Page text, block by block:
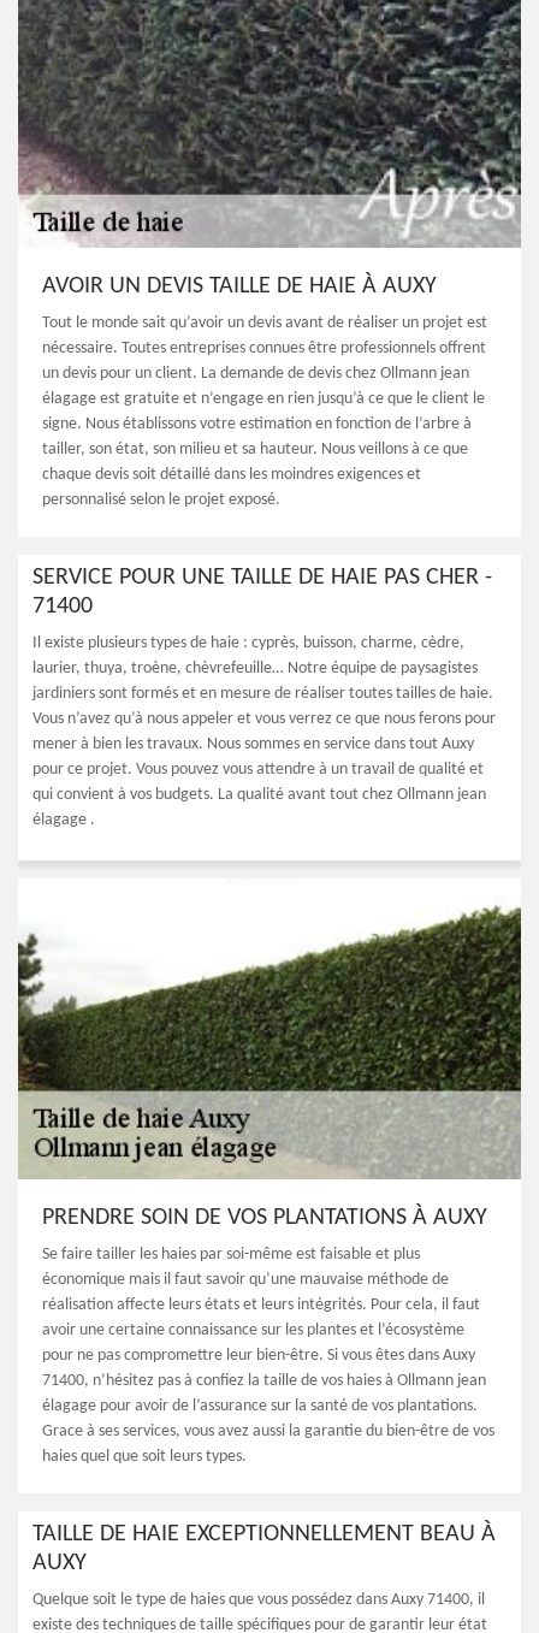
AVOIR UN DEVIS TAILLE DE HAIE À AUXY
Tout le monde sait qu’avoir un devis avant de réaliser un projet est
nécessaire. Toutes entreprises connues être professionnels offrent
un devis pour un client. La demande de devis chez Ollmann jean
élagage est gratuite et n’engage en rien jusqu’à ce que le client le
signe. Nous établissons votre estimation en fonction de l’arbre à
tailler, son état, son milieu et sa hauteur. Nous veillons à ce que
chaque devis soit détaillé dans les moindres exigences et
personnalisé selon le projet exposé.
SERVICE POUR UNE TAILLE DE HAIE PAS CHER -
71400
Il existe plusieurs types de haie : cyprès, buisson, charme, cèdre,
laurier, thuya, troène, chèvrefeuille… Notre équipe de paysagistes
jardiniers sont formés et en mesure de réaliser toutes tailles de haie.
Vous n’avez qu’à nous appeler et vous verrez ce que nous ferons pour
mener à bien les travaux. Nous sommes en service dans tout Auxy
pour ce projet. Vous pouvez vous attendre à un travail de qualité et
qui convient à vos budgets. La qualité avant tout chez Ollmann jean
élagage .
PRENDRE SOIN DE VOS PLANTATIONS À AUXY
Se faire tailler les haies par soi-même est faisable et plus
économique mais il faut savoir qu’une mauvaise méthode de
réalisation affecte leurs états et leurs intégrités. Pour cela, il faut
avoir une certaine connaissance sur les plantes et l’écosystème
pour ne pas compromettre leur bien-être. Si vous êtes dans Auxy
71400, n’hésitez pas à confiez la taille de vos haies à Ollmann jean
élagage pour avoir de l’assurance sur la santé de vos plantations.
Grace à ses services, vous avez aussi la garantie du bien-être de vos
haies quel que soit leurs types.
TAILLE DE HAIE EXCEPTIONNELLEMENT BEAU À
AUXY
Quelque soit le type de haies que vous possédez dans Auxy 71400, il
existe des techniques de taille spécifiques pour de garantir leur état